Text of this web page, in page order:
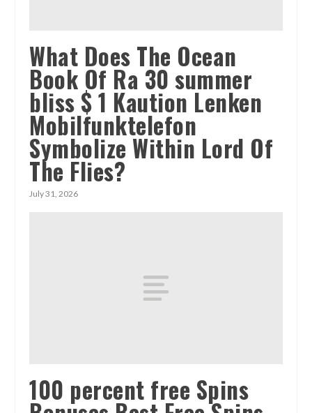
What Does The Ocean
Book Of Ra 30 summer
bliss $ 1 Kaution Lenken
Mobilfunktelefon
Symbolize Within Lord Of
The Flies?
July 31, 2026
100 percent free Spins